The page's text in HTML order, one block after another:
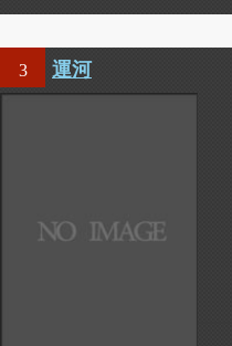
3 運河